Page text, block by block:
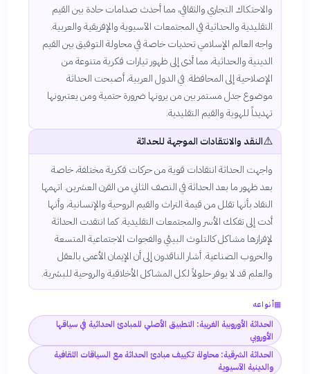
والاحتكاك التجاري والثقافي، مما أحدث صدامات حادة بين القيم
التقليدية والحداثية في المجتمعات الآسيوية والإفريقية والعربية.
واجه العالم الإسلامي تحديات خاصة في محاولة التوفيق بين القيم
الدينية والحداثية، مما أدى إلى ظهور تيارات فكرية متنوعة من
الإصلاحية إلى المحافظة. في الدول العربية، أصبحت الحداثة
موضوع جدل مستمر بين من يرونها ضرورة حتمية ومن يعتبرونها
تهديداً للهوية والقيم التقليدية.
⚠️النقد والانتقادات الموجهة للحداثة
واجهت الحداثة انتقادات قوية من حركات فكرية مختلفة، خاصة
بعد ظهور ما بعد الحداثة في النصف الثاني من القرن العشرين. اتهمها
النقاد بأنها تقلل من قيمة التراث والقيم الروحية والإنسانية، وأنها
أدت إلى تفكك الأسر والمجتمعات التقليدية. كما انتقدت الحداثة
لإفرازها مشاكل كالتلوث البيئي والفجوات الاجتماعية المتسعة
والحروب الصناعية. أشار الناقدون إلى أن الإيمان الأعمى بالعقل
والعلم قد لا يوفر حلولاً لكل المشاكل الأخلاقية والروحية للبشرية.
▦أنواعه
الحداثة الأوروبية الغربية: التطبيق الأصلي للمبادئ الحداثية في سياقها
الأوروبي
الحداثة الشرقية: محاولة تكييف مبادئ الحداثة مع السياقات الثقافية
والدينية الآسيوية